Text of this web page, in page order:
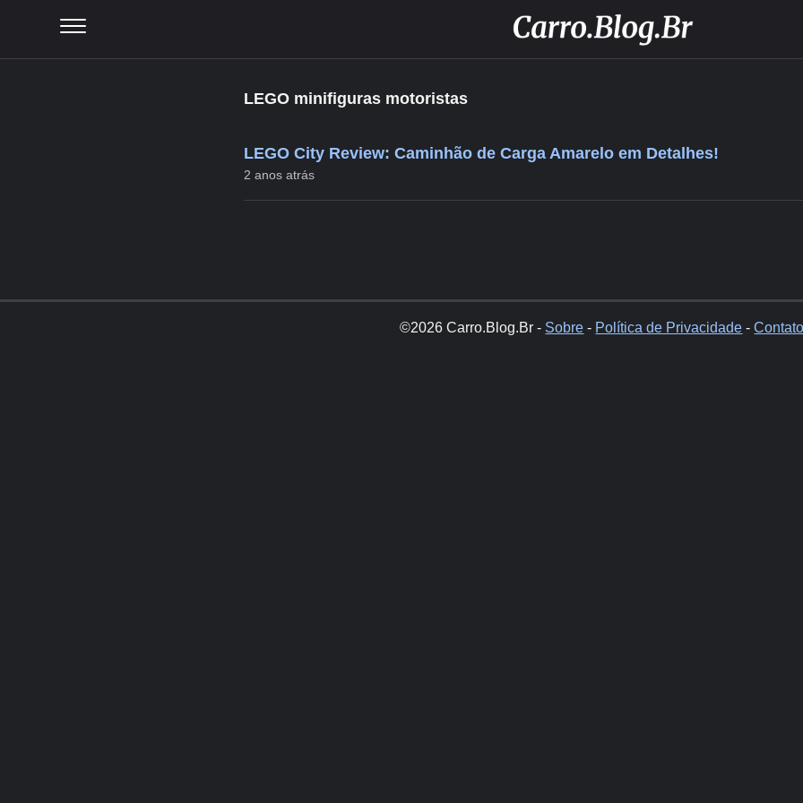
LEGO minifiguras motoristas
LEGO City Review: Caminhão de Carga Amarelo em Detalhes!
2 anos atrás
©2026 Carro.Blog.Br - Sobre - Política de Privacidade -Contato